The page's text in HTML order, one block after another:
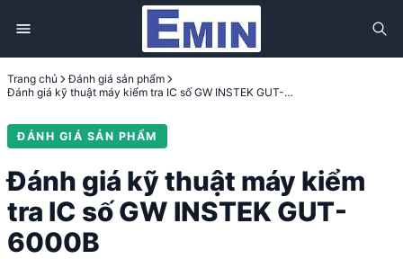
Trang chủ
Đánh giá sản phẩm
Đánh giá kỹ thuật máy kiểm tra IC số GW INSTEK GUT-6000B
ĐÁNH GIÁ SẢN PHẨM
Đánh giá kỹ thuật máy kiểm
tra IC số GW INSTEK GUT-
6000B